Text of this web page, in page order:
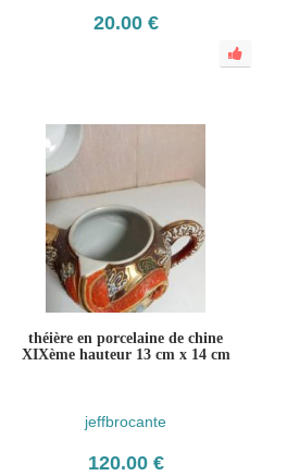
20.00 €
théière en porcelaine de chine
XIXème hauteur 13 cm x 14 cm
jeffbrocante
120.00 €